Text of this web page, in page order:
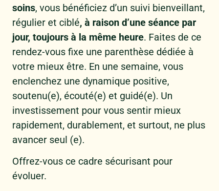
soins, vous bénéficiez d’un suivi bienveillant,
régulier et ciblé, à raison d’une séance par
jour, toujours à la même heure. Faites de ce
rendez-vous fixe une parenthèse dédiée à
votre mieux être. En une semaine, vous
enclenchez une dynamique positive,
soutenu(e), écouté(e) et guidé(e). Un
investissement pour vous sentir mieux
rapidement, durablement, et surtout, ne plus
avancer seul (e).
Offrez-vous ce cadre sécurisant pour
évoluer.